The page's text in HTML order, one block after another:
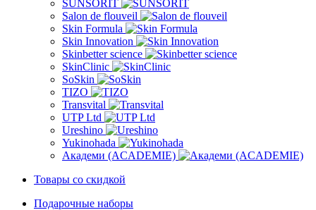
SUNSORIT
Salon de flouveil
Skin Formula
Skin Innovation
Skinbetter science
SkinСlinic
SoSkin
TIZO
Transvital
UTP Ltd
Ureshino
Yukinohada
Академи (ACADEMIE)
Товары со скидкой
Подарочные наборы